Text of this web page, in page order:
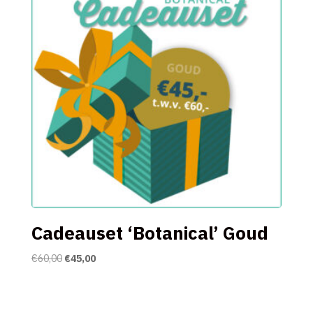
Cadeauset ‘Botanical’ Goud
€60,00 Oorspronkelijke
€45,00Huidige